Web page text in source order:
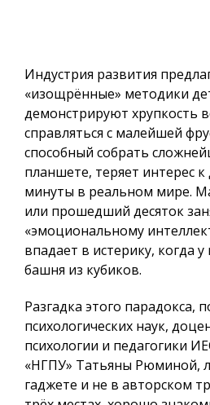
Индустрия развития
«изощрённые» методики
демонстрируют хрупкость
справляться с малейшей
способный собрать
планшете, теряет интерес к
минуты в реальном мире.
или прошедший десяток
«эмоциональному
впадает в истерику, когда у
башня из кубиков.
Разгадка этого парадокса,
психологических наук,
психологии и педагогики
«НГПУ» Татьяны Рюминой,
гаджете и не в авторском